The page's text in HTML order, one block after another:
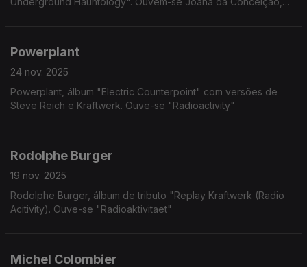
Powerplant
24 nov. 2025
Powerplant, álbum "Electric Counterpoint" com versões de
Steve Reich e Kraftwerk. Ouve-se "Radioactivity"
Rodolphe Burger
19 nov. 2025
Rodolphe Burger, álbum de tributo "Replay Kraftwerk (Radio
Acitivity). Ouve-se "Radioaktivitaet"
Michel Colombier